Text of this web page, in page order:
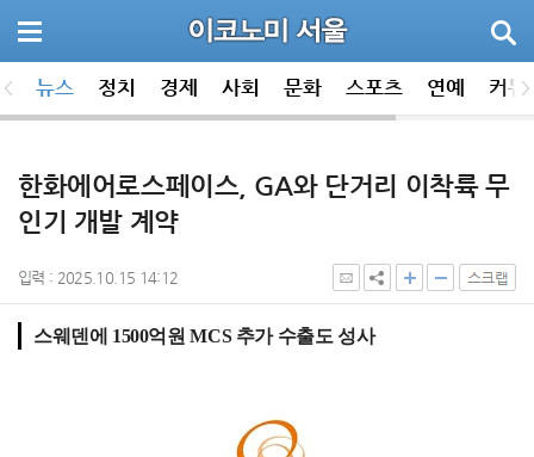
뉴스 정치 경제 사회 문화 스포츠 연예 커뮤
한화에어로스페이스, GA와 단거리 이착륙 무
인기 개발 계약
입력 : 2025.10.15 14:12
스웨덴에 1500억원 MCS 추가 수출도 성사